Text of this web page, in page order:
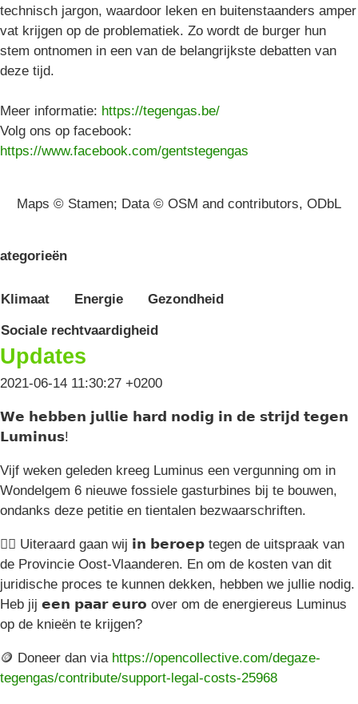
technisch jargon, waardoor leken en buitenstaanders amper
vat krijgen op de problematiek. Zo wordt de burger hun
stem ontnomen in een van de belangrijkste debatten van
deze tijd.
Meer informatie: https://tegengas.be/
Volg ons op facebook:
https://www.facebook.com/gentstegengas
Maps © Stamen; Data © OSM and contributors, ODbL
Klimaat Energie Gezondheid
Sociale rechtvaardigheid
Updates
2021-06-14 11:30:27 +0200
𝗪𝗲 𝗵𝗲𝗯𝗯𝗲𝗻 𝗷𝘂𝗹𝗹𝗶𝗲 𝗵𝗮𝗿𝗱 𝗻𝗼𝗱𝗶𝗴 𝗶𝗻 𝗱𝗲 𝘀𝘁𝗿𝗶𝗷𝗱 𝘁𝗲𝗴𝗲𝗻
𝗟𝘂𝗺𝗶𝗻𝘂𝘀!
Vijf weken geleden kreeg Luminus een vergunning om in
Wondelgem 6 nieuwe fossiele gasturbines bij te bouwen,
ondanks deze petitie en tientalen bezwaarschriften.
🧑‍⚖️ Uiteraard gaan wij 𝗶𝗻 𝗯𝗲𝗿𝗼𝗲𝗽 tegen de uitspraak van
de Provincie Oost-Vlaanderen. En om de kosten van dit
juridische proces te kunnen dekken, hebben we jullie nodig.
Heb jij 𝗲𝗲𝗻 𝗽𝗮𝗮𝗿 𝗲𝘂𝗿𝗼 over om de energiereus Luminus
op de knieën te krijgen?
🪙 Doneer dan via https://opencollective.com/degaze-
tegengas/contribute/support-legal-costs-25968